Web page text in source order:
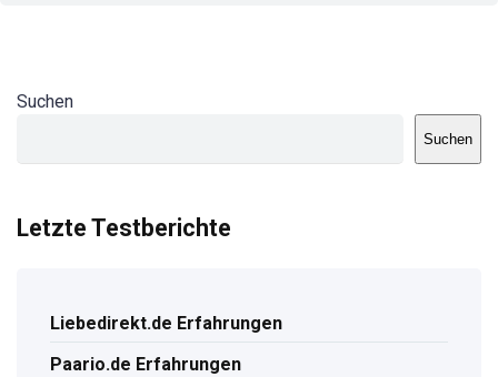
Suchen
Suchen
Letzte Testberichte
Liebedirekt.de Erfahrungen
Paario.de Erfahrungen